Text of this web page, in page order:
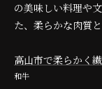
の美味しい料理や
た、柔らかな肉質
高山市で柔らかく
和牛